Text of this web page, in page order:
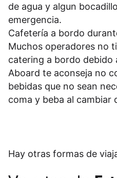
de agua y algun
emergencia.
Cafetería a bordo
Muchos operadores no
catering a bordo debido
Aboard te aconseja no
bebidas que no sean
coma y beba al cambiar
Hay otras formas de